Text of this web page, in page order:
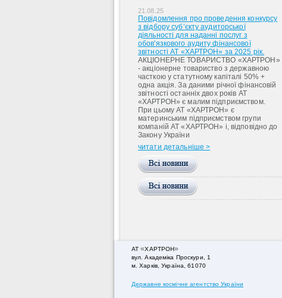
21.08.25
Повідомлення про проведення конкурсу
з відбору суб’єкту аудиторської
діяльності для наданні послуг з
обов'язкового аудиту фінансової
звітності АТ «ХАРТРОН» за 2025 рік.
АКЦІОНЕРНЕ ТОВАРИСТВО «ХАРТРОН»
- акціонерне товариство з державною
часткою у статутному капіталі 50% +
одна акція. За даними річної фінансовій
звітності останніх двох років АТ
«ХАРТРОН» є малим підприємством.
При цьому АТ «ХАРТРОН» є
материнським підприємством групи
компаній АТ «ХАРТРОН» і, відповідно до
Закону України
читати детальніше >
АТ«ХАРТРОН»
вул. Академiка Проскури, 1
м. Харків, Україна, 61070
Державне космічне агентство України